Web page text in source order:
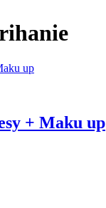
+ Maku up